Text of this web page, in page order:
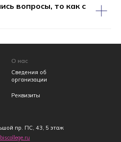
вопросы, то как с
Реквизиты
Сведения об
организации
О нас
пр. ПС, 43, 5 этаж